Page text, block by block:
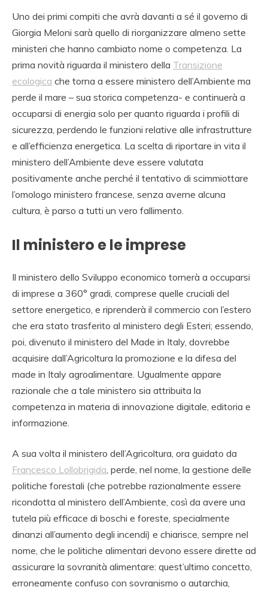
Uno dei primi compiti che avrà davanti a sé il governo di
Giorgia Meloni sarà quello di riorganizzare almeno sette
ministeri che hanno cambiato nome o competenza. La
prima novità riguarda il ministero della Transizione
ecologica che torna a essere ministero dell’Ambiente ma
perde il mare – sua storica competenza- e continuerà a
occuparsi di energia solo per quanto riguarda i profili di
sicurezza, perdendo le funzioni relative alle infrastrutture
e all’efficienza energetica. La scelta di riportare in vita il
ministero dell’Ambiente deve essere valutata
positivamente anche perché il tentativo di scimmiottare
l’omologo ministero francese, senza averne alcuna
cultura, è parso a tutti un vero fallimento.
Il ministero e le imprese
Il ministero dello Sviluppo economico tornerà a occuparsi
di imprese a 360° gradi, comprese quelle cruciali del
settore energetico, e riprenderà il commercio con l’estero
che era stato trasferito al ministero degli Esteri; essendo,
poi, divenuto il ministero del Made in Italy, dovrebbe
acquisire dall’Agricoltura la promozione e la difesa del
made in Italy agroalimentare. Ugualmente appare
razionale che a tale ministero sia attribuita la
competenza in materia di innovazione digitale, editoria e
informazione.
A sua volta il ministero dell’Agricoltura, ora guidato da
Francesco Lollobrigida, perde, nel nome, la gestione delle
politiche forestali (che potrebbe razionalmente essere
ricondotta al ministero dell’Ambiente, così da avere una
tutela più efficace di boschi e foreste, specialmente
dinanzi all’aumento degli incendi) e chiarisce, sempre nel
nome, che le politiche alimentari devono essere dirette ad
assicurare la sovranità alimentare: quest’ultimo concetto,
erroneamente confuso con sovranismo o autarchia,